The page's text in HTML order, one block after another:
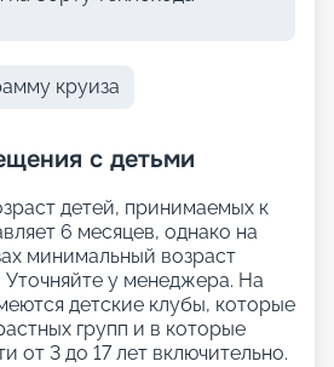
круиза
с детьми
детей, принимаемых к
6 месяцев, однако на
минимальный возраст
Уточняйте у менеджера. На
детские клубы, которые
групп и в которые
от 3 до 17 лет включительно.